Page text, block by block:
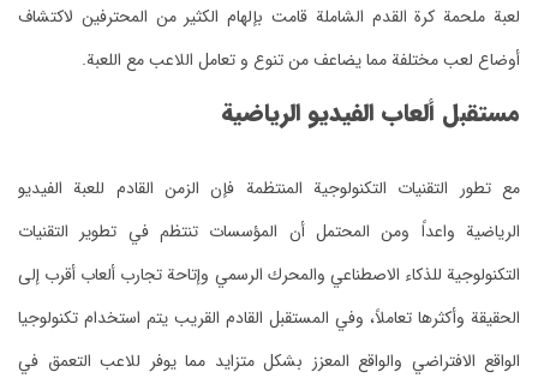
لعبة ملحمة كرة القدم الشاملة قامت بإلهام الكثير من المحترفين لاكتشاف
أوضاع لعب مختلفة مما يضاعف من تنوع و تعامل اللاعب مع اللعبة.
مستقبل ألعاب الفيديو الرياضية
مع تطور التقنيات التكنولوجية المنتظمة فإن الزمن القادم للعبة الفيديو
الرياضية واعداً ومن المحتمل أن المؤسسات تنتظم في تطوير التقنيات
التكنولوجية للذكاء الاصطناعي والمحرك الرسمي وإتاحة تجارب ألعاب أقرب إلى
الحقيقة وأكثرها تعاملاً، وفي المستقبل القادم القريب يتم استخدام تكنولوجيا
الواقع الافتراضي والواقع المعزز بشكل متزايد مما يوفر للاعب التعمق في